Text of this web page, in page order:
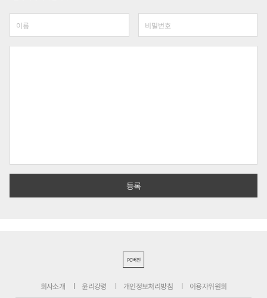
PC버전
회사소개 윤리강령 개인정보처리방침 이용자위원회